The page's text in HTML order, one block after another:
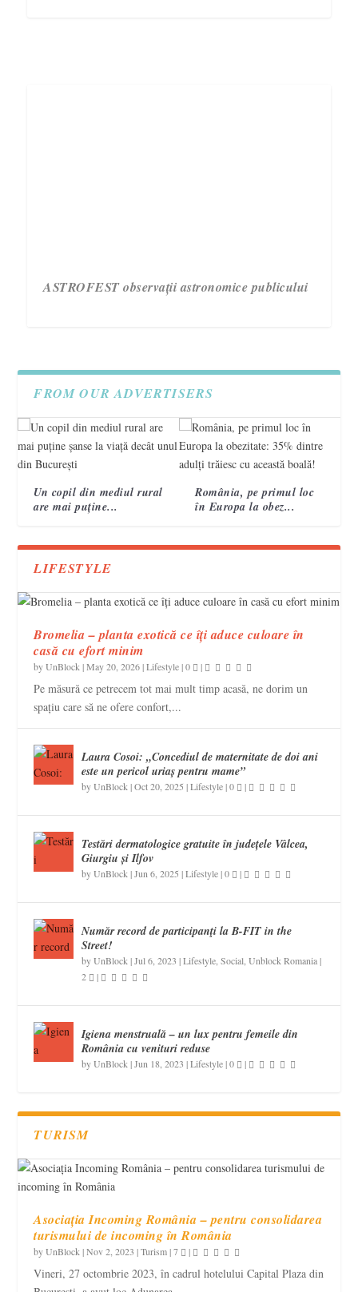
ASTROFEST observații astronomice publicului
vascular cerebral 2
încheie a treia ediție.
FROM OUR ADVERTISERS
Un copil din mediul rural
are mai puține...
România, pe primul loc
în Europa la obez...
LIFESTYLE
Bromelia – planta exotică ce îți aduce culoare în
casă cu efort minim
byUnBlock |May 20, 2026|Lifestyle|0 |
Pe măsură ce petrecem tot mai mult timp acasă, ne dorim un
spațiu care să ne ofere confort,...
Laura Cosoi: „Concediul de maternitate de doi ani
este un pericol uriaș pentru mame”
byUnBlock |Oct 20, 2025 |Lifestyle|0 |
Testări dermatologice gratuite în județele Vâlcea,
Giurgiu și Ilfov
byUnBlock |Jun 6, 2025 |Lifestyle|0 |
Număr record de participanţi la B-FIT in the
Street!
byUnBlock |Jul 6, 2023 |Lifestyle ,Social ,Unblock Romania|
2
|
Igiena menstruală – un lux pentru femeile din
România cu venituri reduse
byUnBlock |Jun 18, 2023 |Lifestyle|0 |
TURISM
Asociația Incoming România – pentru consolidarea
turismului de incoming în România
byUnBlock |Nov 2, 2023 |Turism|7 |
Vineri, 27 octombrie 2023, în cadrul hotelului Capital Plaza din